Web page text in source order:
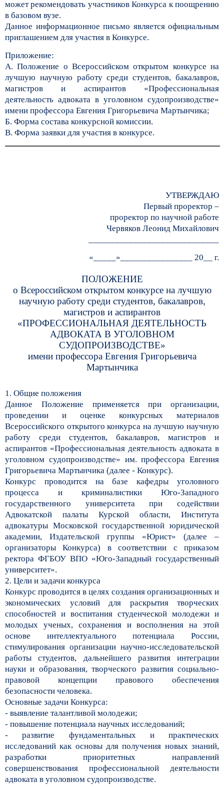
может рекомендовать участников Конкурса к поощрению
в базовом вузе.
Данное информационное письмо является официальным
приглашением для участия в Конкурсе.
Приложение:
А. Положение о Всероссийском открытом конкурсе на
лучшую научную работу среди студентов, бакалавров,
магистров и аспирантов «Профессиональная
деятельность адвоката в уголовном судопроизводстве»
имени профессора Евгения Григорьевича Мартынчика;
Б. Форма состава конкурсной комиссии.
В. Форма заявки для участия в конкурсе.
УТВЕРЖДАЮ
Первый проректор –
проректор по научной работе
Червяков Леонид Михайлович
«_____»________________ 20__ г.
ПОЛОЖЕНИЕ
о Всероссийском открытом конкурсе на лучшую
научную работу среди студентов, бакалавров,
магистров и аспирантов
«ПРОФЕССИОНАЛЬНАЯ ДЕЯТЕЛЬНОСТЬ
АДВОКАТА В УГОЛОВНОМ
СУДОПРОИЗВОДСТВЕ»
имени профессора Евгения Григорьевича
Мартынчика
1. Общие положения
Данное Положение применяется при организации,
проведении и оценке конкурсных материалов
Всероссийского открытого конкурса на лучшую научную
работу среди студентов, бакалавров, магистров и
аспирантов «Профессиональная деятельность адвоката в
уголовном судопроизводстве» им. профессора Евгения
Григорьевича Мартынчика (далее - Конкурс).
Конкурс проводится на базе кафедры уголовного
процесса и криминалистики Юго-Западного
государственного университета при содействии
Адвокатской палаты Курской области, Института
адвокатуры Московской государственной юридической
академии, Издательской группы «Юрист» (далее –
организаторы Конкурса) в соответствии с приказом
ректора ФГБОУ ВПО «Юго-Западный государственный
университет».
2. Цели и задачи конкурса
Конкурс проводится в целях создания организационных и
экономических условий для раскрытия творческих
способностей и воспитания студенческой молодежи и
молодых ученых, сохранения и восполнения на этой
основе интеллектуального потенциала России,
стимулирования организации научно-исследовательской
работы студентов, дальнейшего развития интеграции
науки и образования, творческого развития социально-
правовой концепции правового обеспечения
безопасности человека.
Основные задачи Конкурса:
- выявление талантливой молодежи;
- повышение потенциала научных исследований;
- развитие фундаментальных и практических
исследований как основы для получения новых знаний,
разработки приоритетных направлений
совершенствования профессиональной деятельности
адвоката в уголовном судопроизводстве.